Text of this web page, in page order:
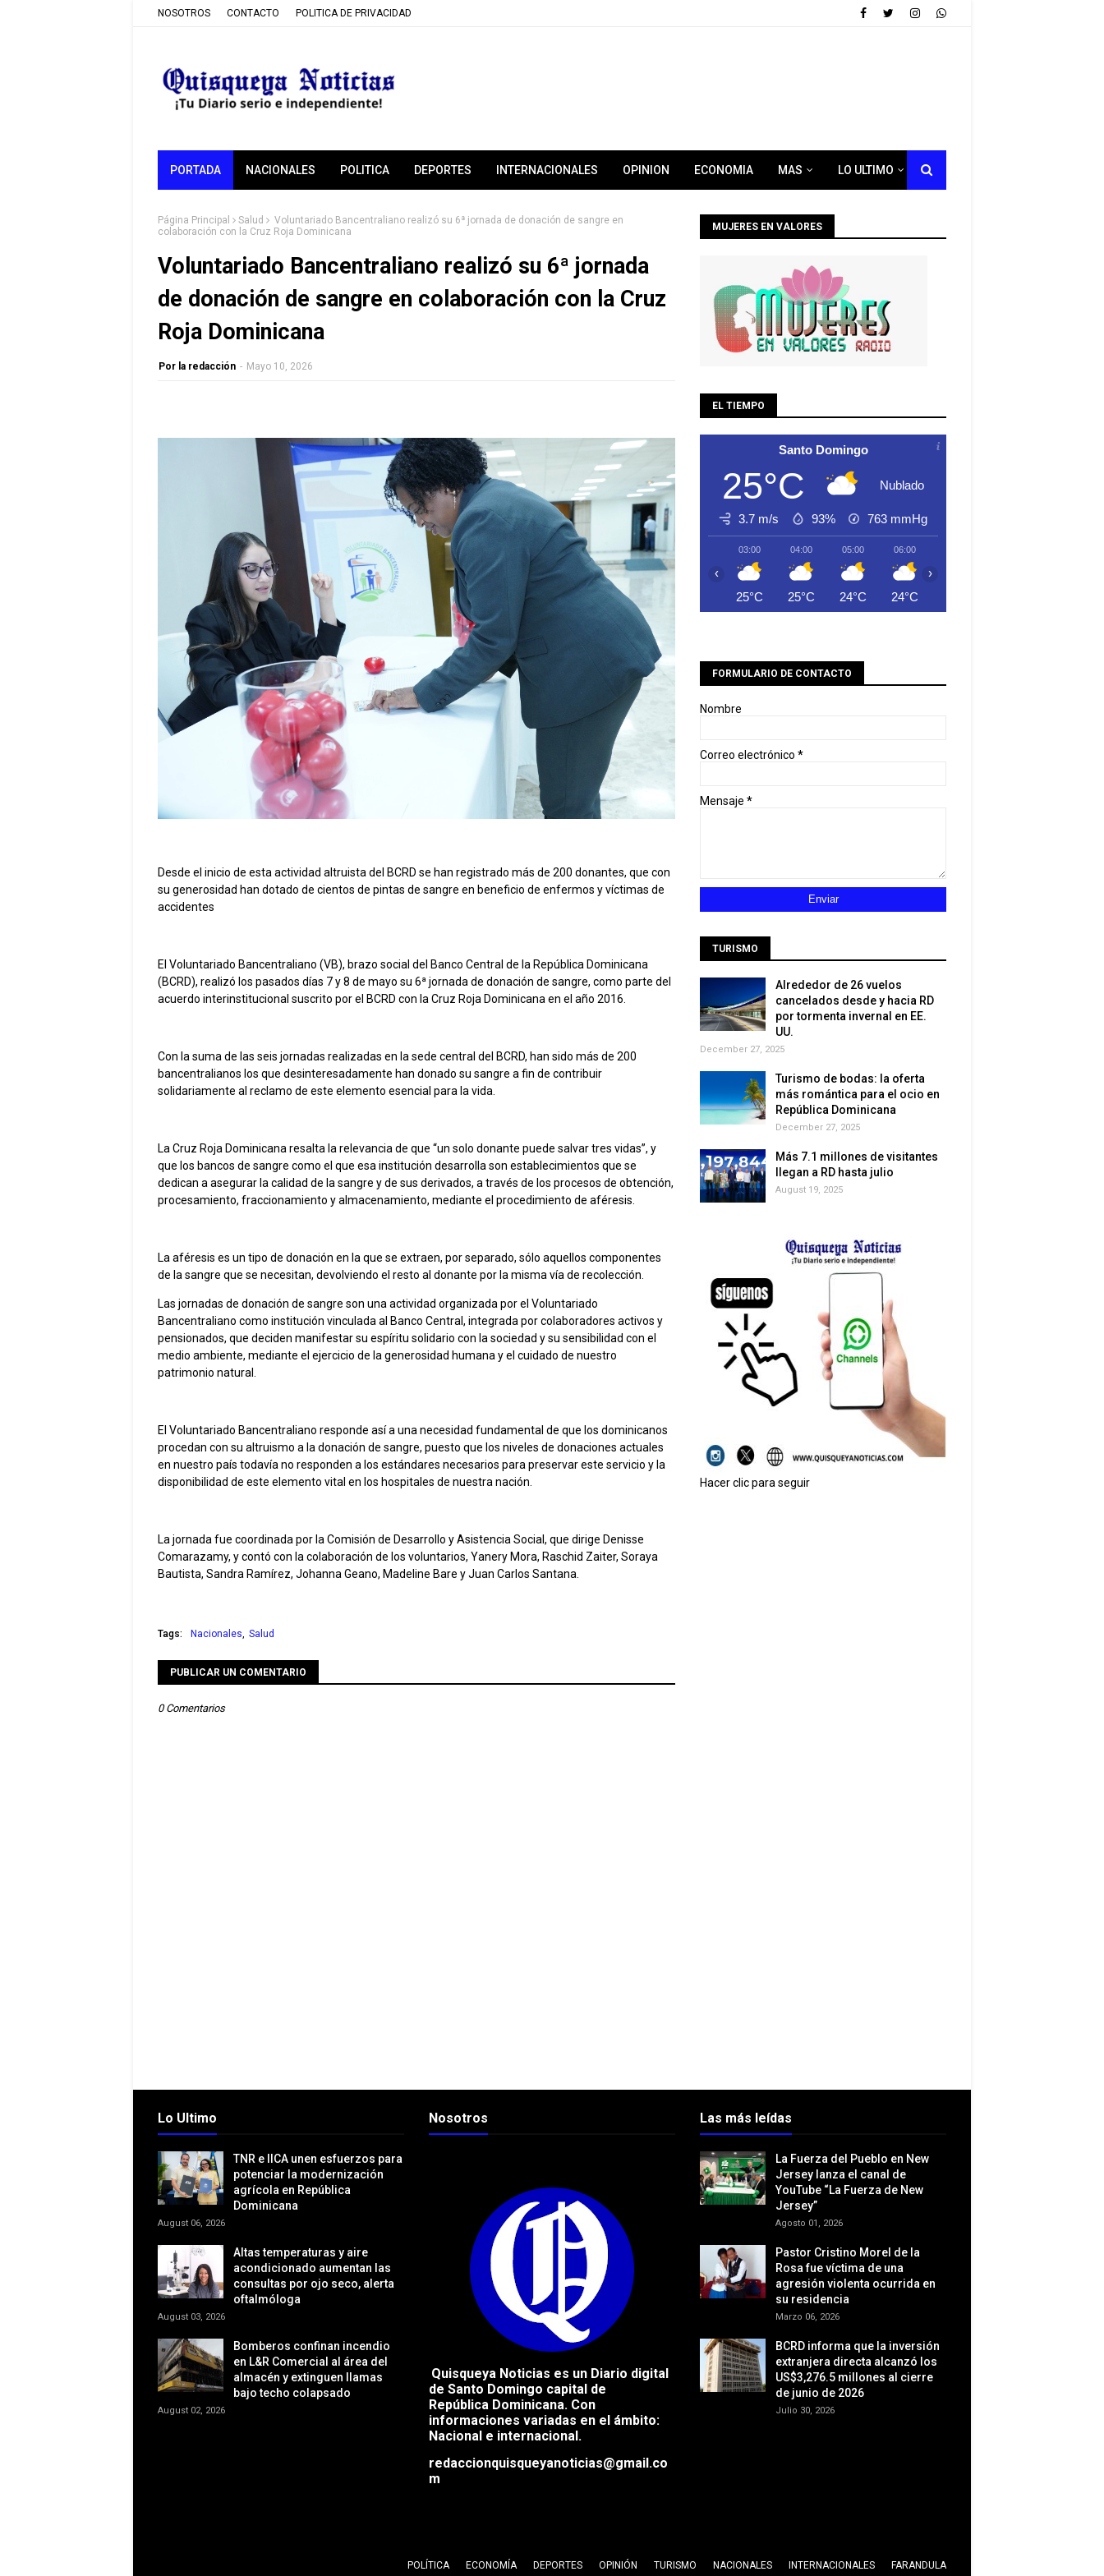
NOSOTROS CONTACTO POLITICA DE PRIVACIDAD
PORTADA NACIONALES POLITICA DEPORTES INTERNACIONALES OPINION ECONOMIA MAS LO ULTIMO
Página Principal Salud
Voluntariado Bancentraliano realizó su 6ª jornada de donación de sangre en
colaboración con la Cruz Roja Dominicana
Voluntariado Bancentraliano realizó su 6ª jornada
de donación de sangre en colaboración con la Cruz
Roja Dominicana
Por la redacción - Mayo 10, 2026
Desde el inicio de esta actividad altruista del BCRD se han registrado más de 200 donantes, que con
su generosidad han dotado de cientos de pintas de sangre en beneficio de enfermos y víctimas de
accidentes
El Voluntariado Bancentraliano (VB), brazo social del Banco Central de la República Dominicana
(BCRD), realizó los pasados días 7 y 8 de mayo su 6ª jornada de donación de sangre, como parte del
acuerdo interinstitucional suscrito por el BCRD con la Cruz Roja Dominicana en el año 2016.
Con la suma de las seis jornadas realizadas en la sede central del BCRD, han sido más de 200
bancentralianos los que desinteresadamente han donado su sangre a fin de contribuir
solidariamente al reclamo de este elemento esencial para la vida.
La Cruz Roja Dominicana resalta la relevancia de que “un solo donante puede salvar tres vidas”, y
que los bancos de sangre como el que esa institución desarrolla son establecimientos que se
dedican a asegurar la calidad de la sangre y de sus derivados, a través de los procesos de obtención,
procesamiento, fraccionamiento y almacenamiento, mediante el procedimiento de aféresis.
La aféresis es un tipo de donación en la que se extraen, por separado, sólo aquellos componentes
de la sangre que se necesitan, devolviendo el resto al donante por la misma vía de recolección.
Las jornadas de donación de sangre son una actividad organizada por el Voluntariado
Bancentraliano como institución vinculada al Banco Central, integrada por colaboradores activos y
pensionados, que deciden manifestar su espíritu solidario con la sociedad y su sensibilidad con el
medio ambiente, mediante el ejercicio de la generosidad humana y el cuidado de nuestro
patrimonio natural.
El Voluntariado Bancentraliano responde así a una necesidad fundamental de que los dominicanos
procedan con su altruismo a la donación de sangre, puesto que los niveles de donaciones actuales
en nuestro país todavía no responden a los estándares necesarios para preservar este servicio y la
disponibilidad de este elemento vital en los hospitales de nuestra nación.
La jornada fue coordinada por la Comisión de Desarrollo y Asistencia Social, que dirige Denisse
Comarazamy, y contó con la colaboración de los voluntarios, Yanery Mora, Raschid Zaiter, Soraya
Bautista, Sandra Ramírez, Johanna Geano, Madeline Bare y Juan Carlos Santana.
Tags: Nacionales Salud
PUBLICAR UN COMENTARIO
0 Comentarios
MUJERES EN VALORES
EL TIEMPO
Santo Domingo
25°C Nublado
3.7 m/s 93% 763 mmHg
03:00
25°C
04:00
25°C
05:00
24°C
06:00
24°C
‹ ›
FORMULARIO DE CONTACTO
Nombre
Correo electrónico *
Mensaje *
TURISMO
Alrededor de 26 vuelos
cancelados desde y hacia RD
por tormenta invernal en EE.
UU.
December 27, 2025
Turismo de bodas: la oferta
más romántica para el ocio en
República Dominicana
December 27, 2025
Más 7.1 millones de visitantes
llegan a RD hasta julio
August 19, 2025
Hacer clic para seguir
Lo Ultimo
TNR e IICA unen esfuerzos para
potenciar la modernización
agrícola en República
Dominicana
August 06, 2026
Altas temperaturas y aire
acondicionado aumentan las
consultas por ojo seco, alerta
oftalmóloga
August 03, 2026
Bomberos confinan incendio
en L&R Comercial al área del
almacén y extinguen llamas
bajo techo colapsado
August 02, 2026
Nosotros
Quisqueya Noticias es un Diario digital
de Santo Domingo capital de
República Dominicana. Con
informaciones variadas en el ámbito:
Nacional e internacional.
redaccionquisqueyanoticias@gmail.co
m
Las más leídas
La Fuerza del Pueblo en New
Jersey lanza el canal de
YouTube “La Fuerza de New
Jersey”
Agosto 01, 2026
Pastor Cristino Morel de la
Rosa fue víctima de una
agresión violenta ocurrida en
su residencia
Marzo 06, 2026
BCRD informa que la inversión
extranjera directa alcanzó los
US$3,276.5 millones al cierre
de junio de 2026
Julio 30, 2026
POLÍTICA ECONOMÍA DEPORTES OPINIÓN TURISMO NACIONALES INTERNACIONALES FARANDULA